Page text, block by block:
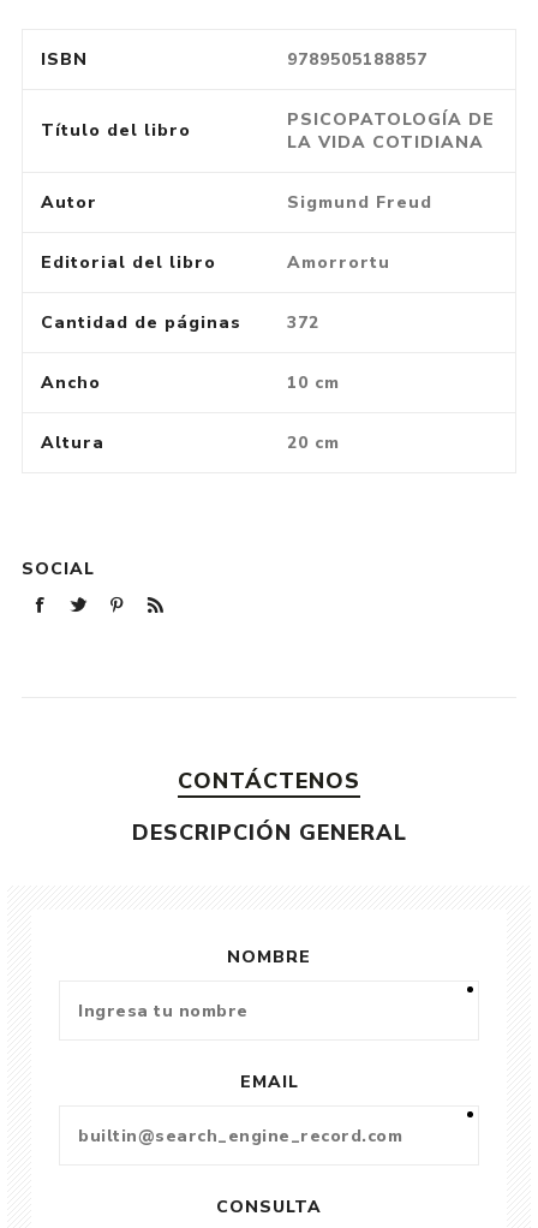
ISBN 9789505188857
Título del libro
PSICOPATOLOGÍA DE
LA VIDA COTIDIANA
Autor Sigmund Freud
Editorial del libro Amorrortu
Cantidad de páginas 372
Ancho 10 cm
Altura 20 cm
SOCIAL
CONTÁCTENOS
DESCRIPCIÓN GENERAL
NOMBRE
EMAIL
CONSULTA